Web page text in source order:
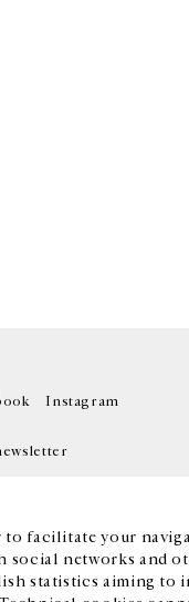
to facilitate your
social networks and
statistics aiming to
Instagram